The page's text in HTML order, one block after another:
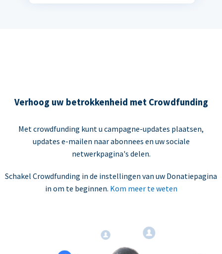
Verhoog uw betrokkenheid met Crowdfunding
Met crowdfunding kunt u campagne-updates plaatsen,
updates e-mailen naar abonnees en uw sociale
netwerkpagina's delen.
Schakel Crowdfunding in de instellingen van uw Donatiepagina
in om te beginnen. Kom meer te weten